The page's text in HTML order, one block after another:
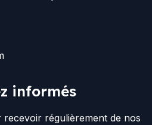
informés
régulièrement de nos